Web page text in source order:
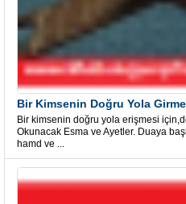
Bir Kimsenin Doğru Yola
Bir kimsenin doğru yola erişmesi
Okunacak Esma ve Ayetler. Duaya
hamd ve ...